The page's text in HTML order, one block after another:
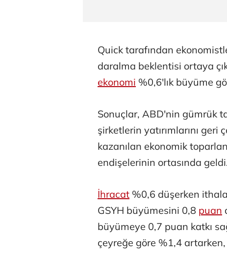
Quick tarafından
daralma beklentisi ortaya
ekonomi %0,6'lık büyüme
Sonuçlar, ABD'nin gümrük
şirketlerin yatırımlarını
kazanılan ekonomik
endişelerinin ortasında
İhracat %0,6 düşerken
GSYH büyümesini 0,8 puan
büyümeye 0,7 puan katkı
çeyreğe göre %1,4
Osman